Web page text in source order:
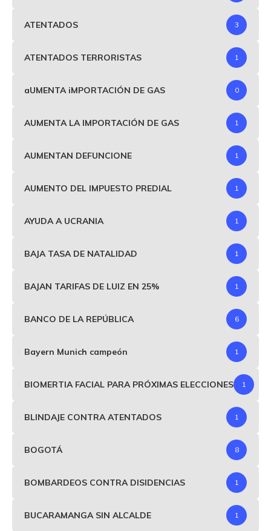
ATENTADOS 3
ATENTADOS TERRORISTAS 1
aUMENTA iMPORTACIÓN DE GAS 0
AUMENTA LA IMPORTACIÓN DE GAS 1
AUMENTAN DEFUNCIONE 1
AUMENTO DEL IMPUESTO PREDIAL 1
AYUDA A UCRANIA 1
BAJA TASA DE NATALIDAD 1
BAJAN TARIFAS DE LUIZ EN 25% 1
BANCO DE LA REPÚBLICA 6
Bayern Munich campeón 1
BIOMERTIA FACIAL PARA PRÓXIMAS ELECCIONES 1
BLINDAJE CONTRA ATENTADOS 1
BOGOTÁ 8
BOMBARDEOS CONTRA DISIDENCIAS 1
BUCARAMANGA SIN ALCALDE 1